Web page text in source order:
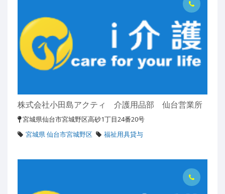
株式会社小田島アクティ 介護用品部 仙台営業所
宮城県仙台市宮城野区高砂1丁目24番20号
宮城県 仙台市宮城野区
福祉用具貸与